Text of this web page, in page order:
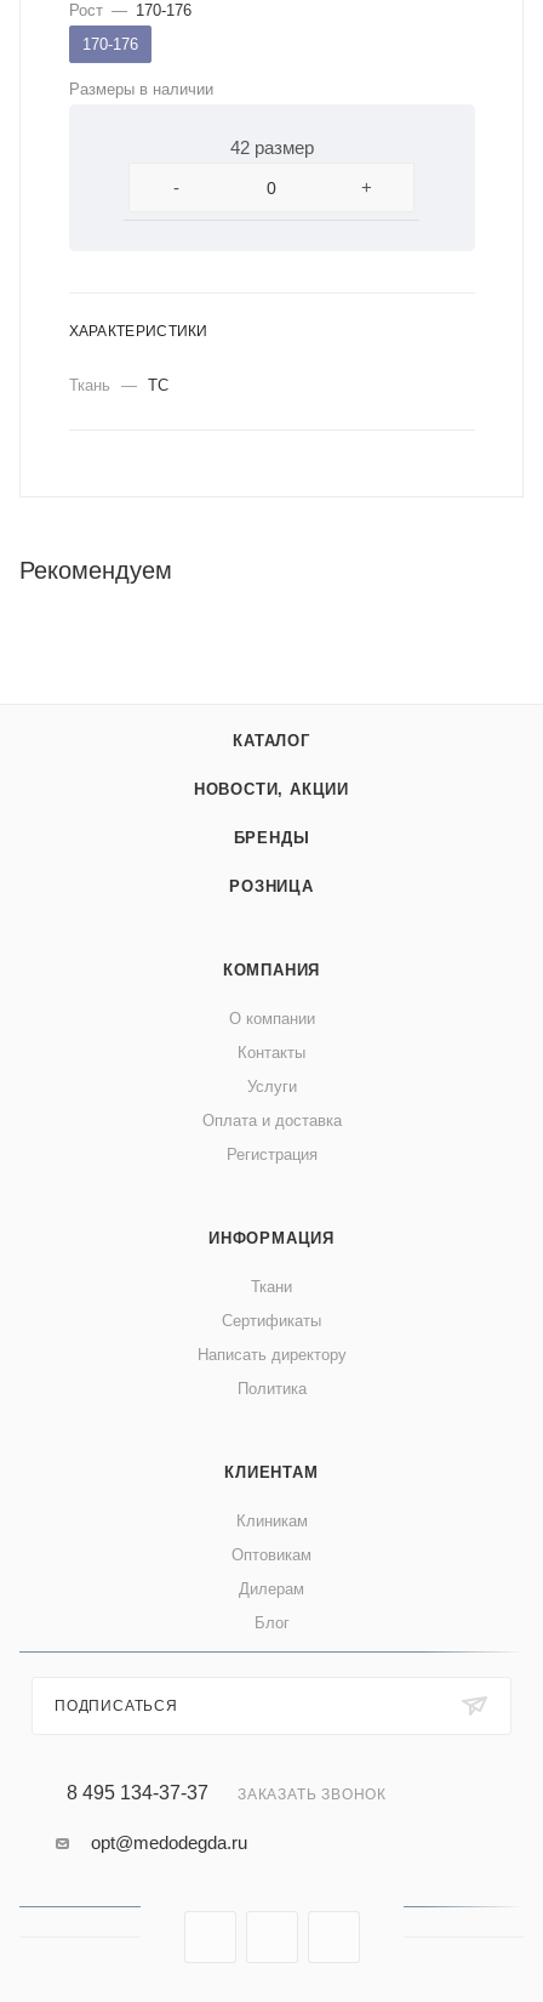
Рост — 170-176
170-176
Размеры в наличии
42 размер
-
+
ХАРАКТЕРИСТИКИ
Ткань — ТС
Рекомендуем
КАТАЛОГ
НОВОСТИ, АКЦИИ
БРЕНДЫ
РОЗНИЦА
КОМПАНИЯ
О компании
Контакты
Услуги
Оплата и доставка
Регистрация
ИНФОРМАЦИЯ
Ткани
Сертификаты
Написать директору
Политика
КЛИЕНТАМ
Клиникам
Оптовикам
Дилерам
Блог
ПОДПИСАТЬСЯ
8 495 134-37-37 ЗАКАЗАТЬ ЗВОНОК
opt@medodegda.ru